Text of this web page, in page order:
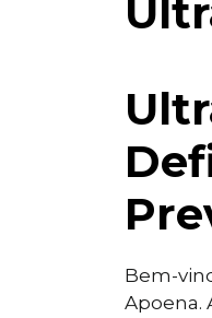
Bem-
Apoena.